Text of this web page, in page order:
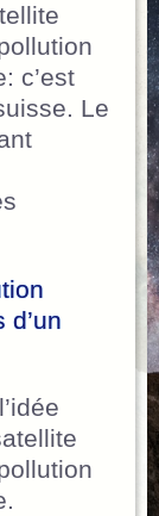
c’est
Le